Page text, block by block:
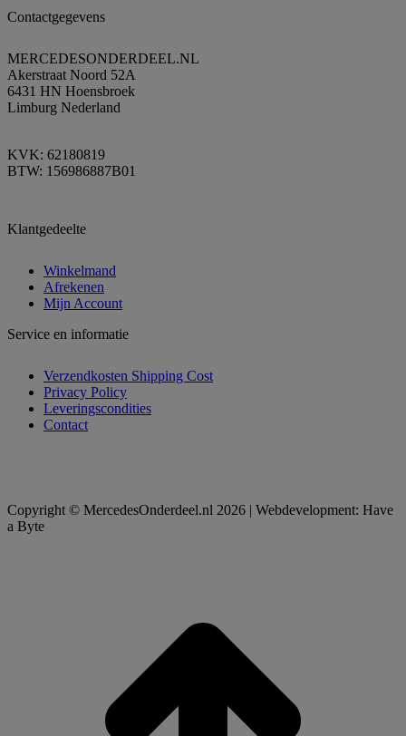
Contactgegevens
MERCEDESONDERDEEL.NL
Akerstraat Noord 52A
6431 HN Hoensbroek
Limburg Nederland
KVK: 62180819
BTW: 156986887B01
Klantgedeelte
Winkelmand
Afrekenen
Mijn Account
Service en informatie
Verzendkosten Shipping Cost
Privacy Policy
Leveringscondities
Contact
Copyright © MercedesOnderdeel.nl 2026 | Webdevelopment: Have
a Byte